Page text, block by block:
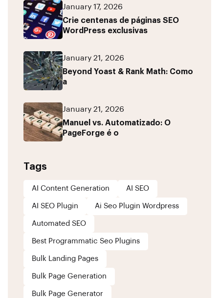
January 17, 2026
Crie centenas de páginas SEO
WordPress exclusivas
January 21, 2026
Beyond Yoast & Rank Math: Como
a
January 21, 2026
Manuel vs. Automatizado: O
PageForge é o
Tags
AI Content Generation AI SEO
AI SEO Plugin Ai Seo Plugin Wordpress
Automated SEO
Best Programmatic Seo Plugins
Bulk Landing Pages
Bulk Page Generation
Bulk Page Generator